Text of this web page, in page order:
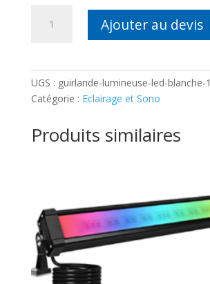
blanche
Ajouter au devis
UGS : guirlande-lumineuse-led-blanche-
Catégorie : Eclairage et Sono
Produits similaires